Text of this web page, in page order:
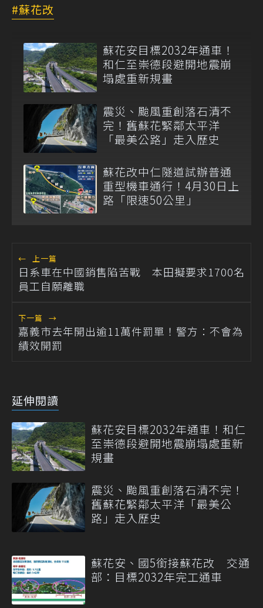
蘇花改
蘇花安目標2032年通車！
和仁至崇德段避開地震崩
塌處重新規畫
震災、颱風重創落石清不
完！舊蘇花緊鄰太平洋
「最美公路」走入歷史
蘇花改中仁隧道試辦普通
重型機車通行！4月30日上
路「限速50公里」
← 上一篇
日系車在中國銷售陷苦戰 本田擬要求1700名
員工自願離職
下一篇 →
嘉義市去年開出逾11萬件罰單！警方：不會為
績效開罰
延伸閱讀
蘇花安目標2032年通車！和仁
至崇德段避開地震崩塌處重新
規畫
震災、颱風重創落石清不完！
舊蘇花緊鄰太平洋「最美公
路」走入歷史
蘇花安、國5銜接蘇花改 交通
部：目標2032年完工通車